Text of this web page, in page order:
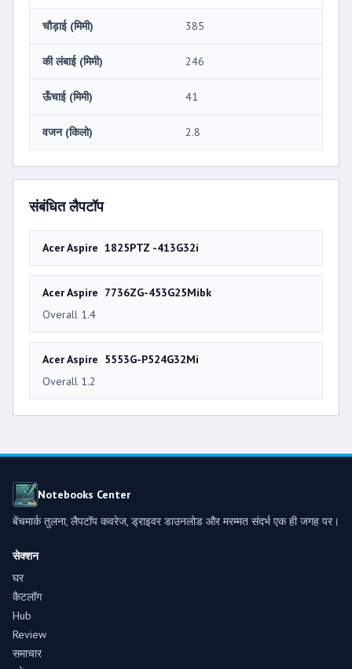
चौड़ाई (मिमी) 385
की लंबाई (मिमी) 246
ऊँचाई (मिमी) 41
वजन (किलो) 2.8
संबंधित लैपटॉप
Acer Aspire 1825PTZ -413G32i
Acer Aspire 7736ZG-453G25Mibk
Overall 1.4
Acer Aspire 5553G-P524G32Mi
Overall 1.2
Notebooks Center
बेंचमार्क तुलना, लैपटॉप कवरेज, ड्राइवर डाउनलोड और मरम्मत संदर्भ एक ही जगह पर।
सेक्शन
घर
कैटलॉग
Hub
Review
समाचार